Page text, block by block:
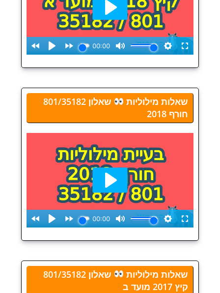
שאלות מילוליות
שאלון 801/35182
חורף 2018
שאלות מילוליות
שאלון 801/35182
קיץ 2017 מועד ב